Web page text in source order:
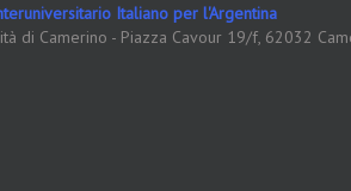
Italiano per l'Argentina
di Camerino - Piazza Cavour 19/f, 62032